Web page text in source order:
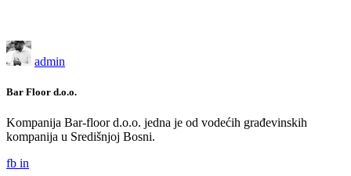
admin
Bar Floor d.o.o.
Kompanija Bar-floor d.o.o. jedna je od vodećih građevinskih
kompanija u Središnjoj Bosni.
fb in